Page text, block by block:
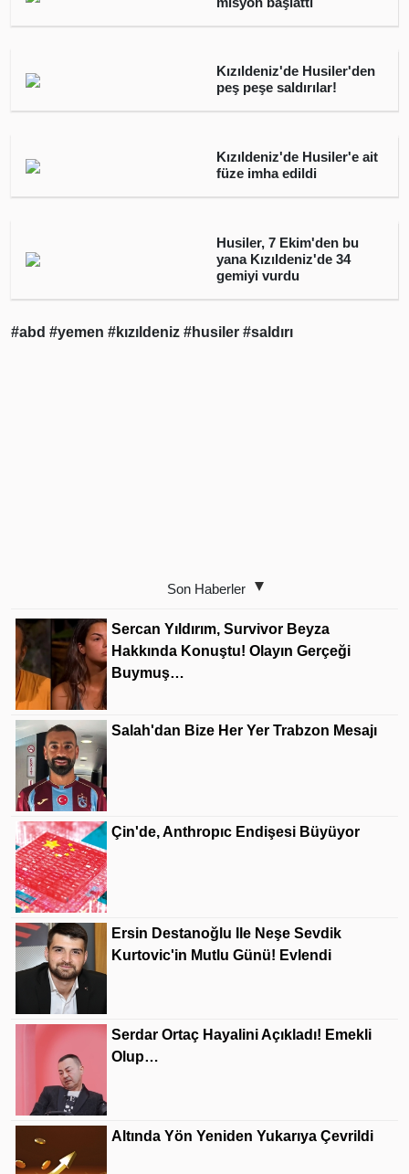
Kızıldeniz'de Husiler'den
peş peşe saldırılar!
Kızıldeniz'de Husiler'e ait
füze imha edildi
Husiler, 7 Ekim'den bu
yana Kızıldeniz'de 34
gemiyi vurdu
#abd #yemen #kızıldeniz #husiler #saldırı
Son Haberler
Sercan Yıldırım, Survivor Beyza
Hakkında Konuştu! Olayın Gerçeği
Buymuş…
Salah'dan Bize Her Yer Trabzon Mesajı
Çin'de, Anthropıc Endişesi Büyüyor
Ersin Destanoğlu Ile Neşe Sevdik
Kurtovic'in Mutlu Günü! Evlendi
Serdar Ortaç Hayalini Açıkladı! Emekli
Olup…
Altında Yön Yeniden Yukarıya Çevrildi